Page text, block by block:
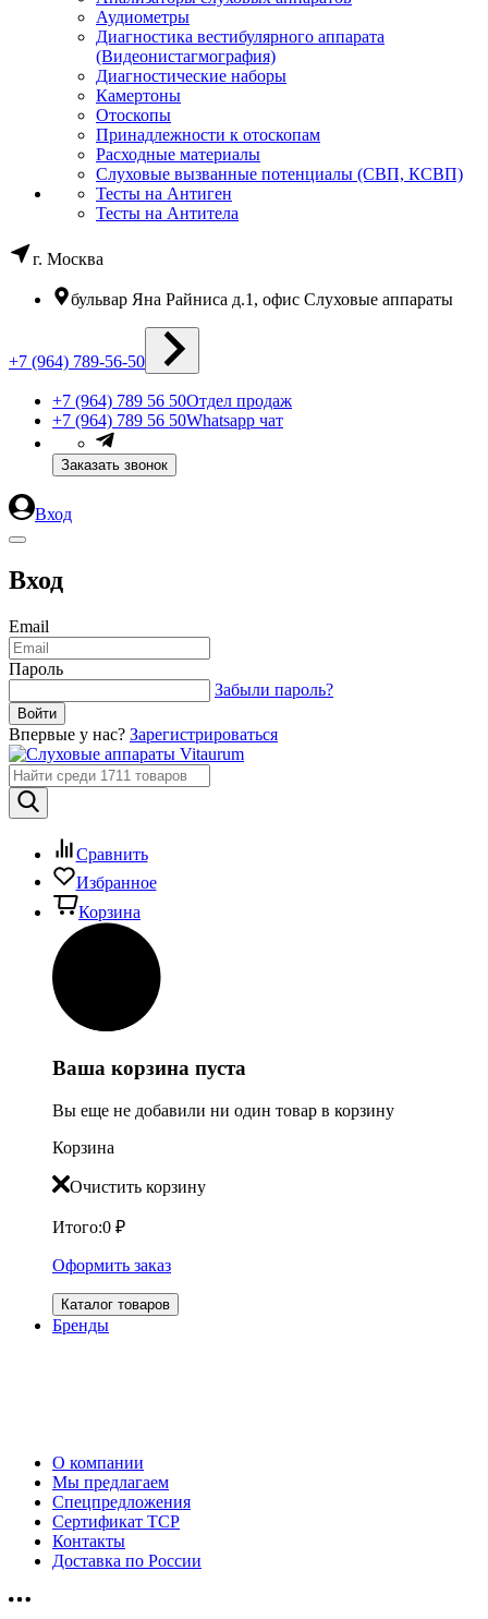
Аудиометры
Диагностика вестибулярного аппарата
(Видеонистагмография)
Диагностические наборы
Камертоны
Отоскопы
Принадлежности к отоскопам
Расходные материалы
Слуховые вызванные потенциалы (СВП, КСВП)
Тесты на Антиген
Тесты на Антитела
г. Москва
бульвар Яна Райниса д.1, офис Слуховые аппараты
+7 (964) 789-56-50
+7 (964) 789 56 50Отдел продаж
+7 (964) 789 56 50Whatsapp чат
Заказать звонок
Вход
Вход
Email
Пароль
Забыли пароль?
Впервые у нас? Зарегистрироваться
Сравнить
Избранное
Корзина
Ваша корзина пуста
Вы еще не добавили ни один товар в корзину
Корзина
Очистить корзину
Итого:0 ₽
Оформить заказ
Каталог товаров
Бренды
О компании
Мы предлагаем
Спецпредложения
Сертификат ТСР
Контакты
Доставка по России